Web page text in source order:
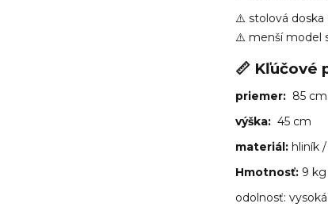
⚠️ stolová doska
⚠️ menší model
📏 Kľúčové
priemer: 85 cm
výška: 45 cm
materiál: hliník
Hmotnosť: 9 kg
odolnosť: